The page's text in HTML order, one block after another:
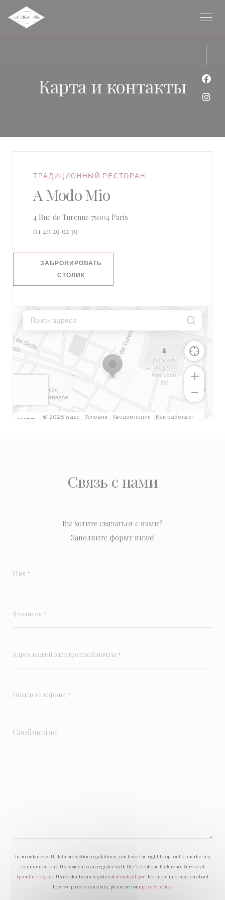
Панель управления cookies
Карта и контакты
ТРАДИЦИОННЫЙ РЕСТОРАН
A Modo Mio
4 Rue de Turenne 75004 Paris
01 40 29 92 39
ЗАБРОНИРОВАТЬ
СТОЛИК
Связь с нами
Вы хотите связаться с нами?
Заполните форму ниже!
In accordance with data protection regulations, you have the right to opt out of marketing
communications. UK residents can register with the Telephone Preference Service at
tpsonline.org.uk . US residents can register at donotcall.gov. For more information about
how we process your data, please see ourprivacy policy